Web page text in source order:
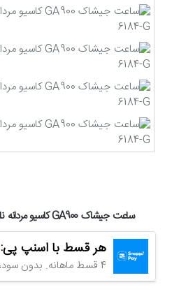
ساعت جیشاک GA900 کاسیو مردانه نارنجی مشکی Casio-6184-G
هر قسط با اسنپ پی:
4 قسط ماهانه. بدون سود، چک و ضامن.